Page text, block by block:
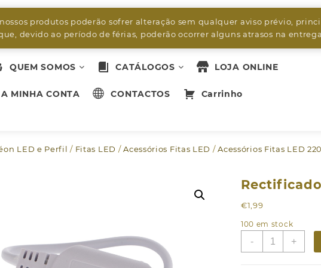
produtos poderão sofrer alteração sem qualquer aviso prévio,
devido ao período de férias, poderão ocorrer alguns atrasos na
QUEM SOMOS CATÁLOGOS LOJA ONLINE
A MINHA CONTA CONTACTOS Carrinho
LED e Perfil / Fitas LED /Acessórios Fitas LED /Acessórios Fitas LED
€1,99
100 em stock
-
Quantidade
+